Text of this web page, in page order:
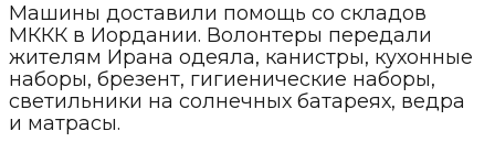
Машины доставили помощь со складов
МККК в Иордании. Волонтеры передали
жителям Ирана одеяла, канистры, кухонные
наборы, брезент, гигиенические наборы,
светильники на солнечных батареях, ведра
и матрасы.